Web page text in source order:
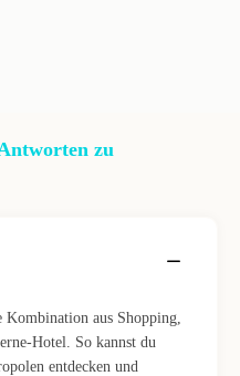
zu
Kombination aus Shopping,
Hotel. So kannst du
entdecken und